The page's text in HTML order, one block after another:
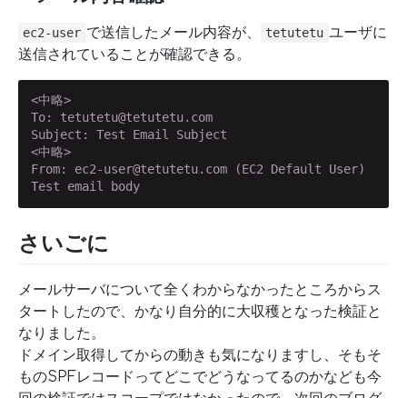
ec2-user で送信したメール内容が、 tetutetu ユーザに
送信されていることが確認できる。
<中略>
To: tetutetu@tetutetu.com
Subject: Test Email Subject
<中略>
From: ec2-user@tetutetu.com (EC2 Default User)
Test email body
さいごに
メールサーバについて全くわからなかったところからス
タートしたので、かなり自分的に大収穫となった検証と
なりました。
ドメイン取得してからの動きも気になりますし、そもそ
ものSPFレコードってどこでどうなってるのかなども今